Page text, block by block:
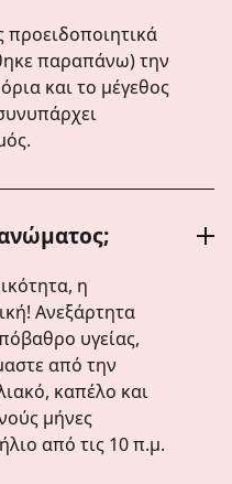
παραπάνω) την
και το μέγεθος
η
Ανεξάρτητα
υγείας,
από την
καπέλο και
μήνες
από τις 10 π.μ.